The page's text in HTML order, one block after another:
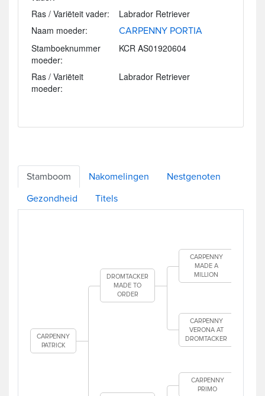
Ras / Variëteit vader:
Labrador Retriever
Naam moeder:
CARPENNY PORTIA
Stamboeknummer
moeder:
KCR AS01920604
Ras / Variëteit
moeder:
Labrador Retriever
Stamboom Nakomelingen Nestgenoten
Gezondheid Titels
CARPENNY
PATRICK
DROMTACKER
MADE TO
ORDER
CARPENNY
MADE A
MILLION
CARPENNY
VERONA AT
DROMTACKER
CARPENNY
PRIMO